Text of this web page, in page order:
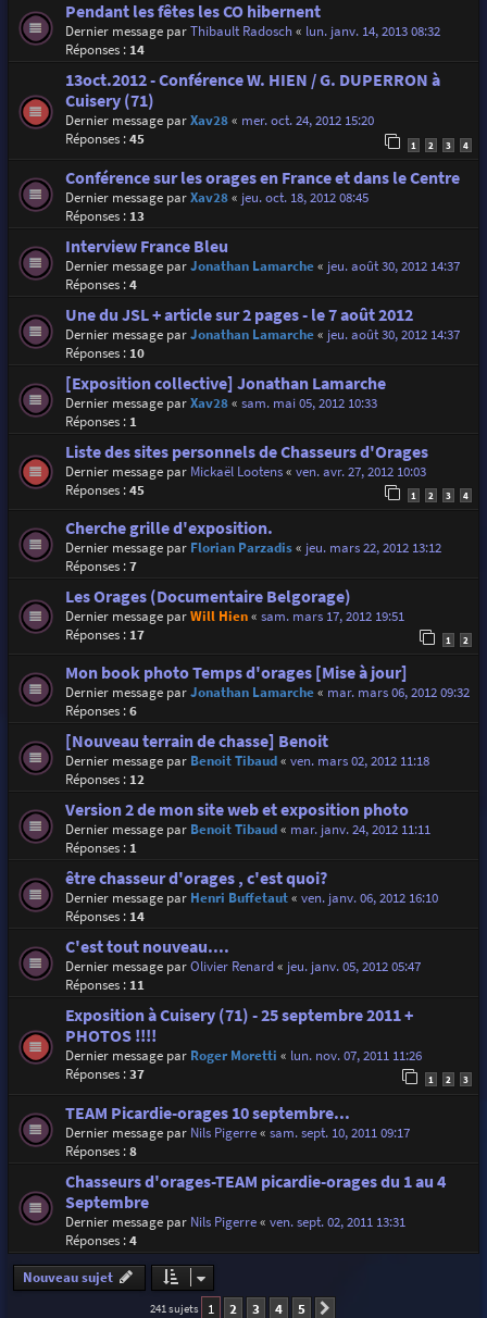
Pendant les fêtes les CO hibernent
Dernier message parThibault Radosch« lun. janv. 14, 2013 08:32
Réponses : 14
13oct.2012 - Conférence W. HIEN / G. DUPERRON à
Cuisery (71)
Dernier message parXav28« mer. oct. 24, 2012 15:20
Réponses :45 1 2 3 4
Conférence sur les orages en France et dans le Centre
Dernier message parXav28« jeu. oct. 18, 2012 08:45
Réponses : 13
Interview France Bleu
Dernier message parJonathan Lamarche« jeu. août 30, 2012 14:37
Réponses :4
Une du JSL + article sur 2 pages - le 7 août 2012
Dernier message parJonathan Lamarche« jeu. août 30, 2012 14:37
Réponses : 10
[Exposition collective] Jonathan Lamarche
Dernier message parXav28« sam. mai 05, 2012 10:33
Réponses : 1
Liste des sites personnels de Chasseurs d'Orages
Dernier message par Mickaël Lootens« ven. avr. 27, 2012 10:03
Réponses :45 1 2 3 4
Cherche grille d'exposition.
Dernier message par Florian Parzadis« jeu. mars 22, 2012 13:12
Réponses :7
Les Orages (Documentaire Belgorage)
Dernier message parWill Hien« sam. mars 17, 2012 19:51
Réponses : 17 1 2
Mon book photo Temps d'orages [Mise à jour]
Dernier message parJonathan Lamarche« mar. mars 06, 2012 09:32
Réponses :6
[Nouveau terrain de chasse] Benoit
Dernier message par Benoit Tibaud« ven. mars 02, 2012 11:18
Réponses : 12
Version 2 de mon site web et exposition photo
Dernier message par Benoit Tibaud« mar. janv. 24, 2012 11:11
Réponses : 1
être chasseur d'orages , c'est quoi?
Dernier message par Henri Buffetaut« ven. janv. 06, 2012 16:10
Réponses : 14
C'est tout nouveau....
Dernier message parOlivier Renard« jeu. janv. 05, 2012 05:47
Réponses : 11
Exposition à Cuisery (71) - 25 septembre 2011 +
PHOTOS !!!!
Dernier message par Roger Moretti « lun. nov. 07, 2011 11:26
Réponses :37 1 2 3
TEAM Picardie-orages 10 septembre...
Dernier message par Nils Pigerre« sam. sept. 10, 2011 09:17
Réponses :8
Chasseurs d'orages-TEAM picardie-orages du 1 au 4
Septembre
Dernier message par Nils Pigerre« ven. sept. 02, 2011 13:31
Réponses :4
Nouveau sujet
241 sujets 1 2 3 4 5